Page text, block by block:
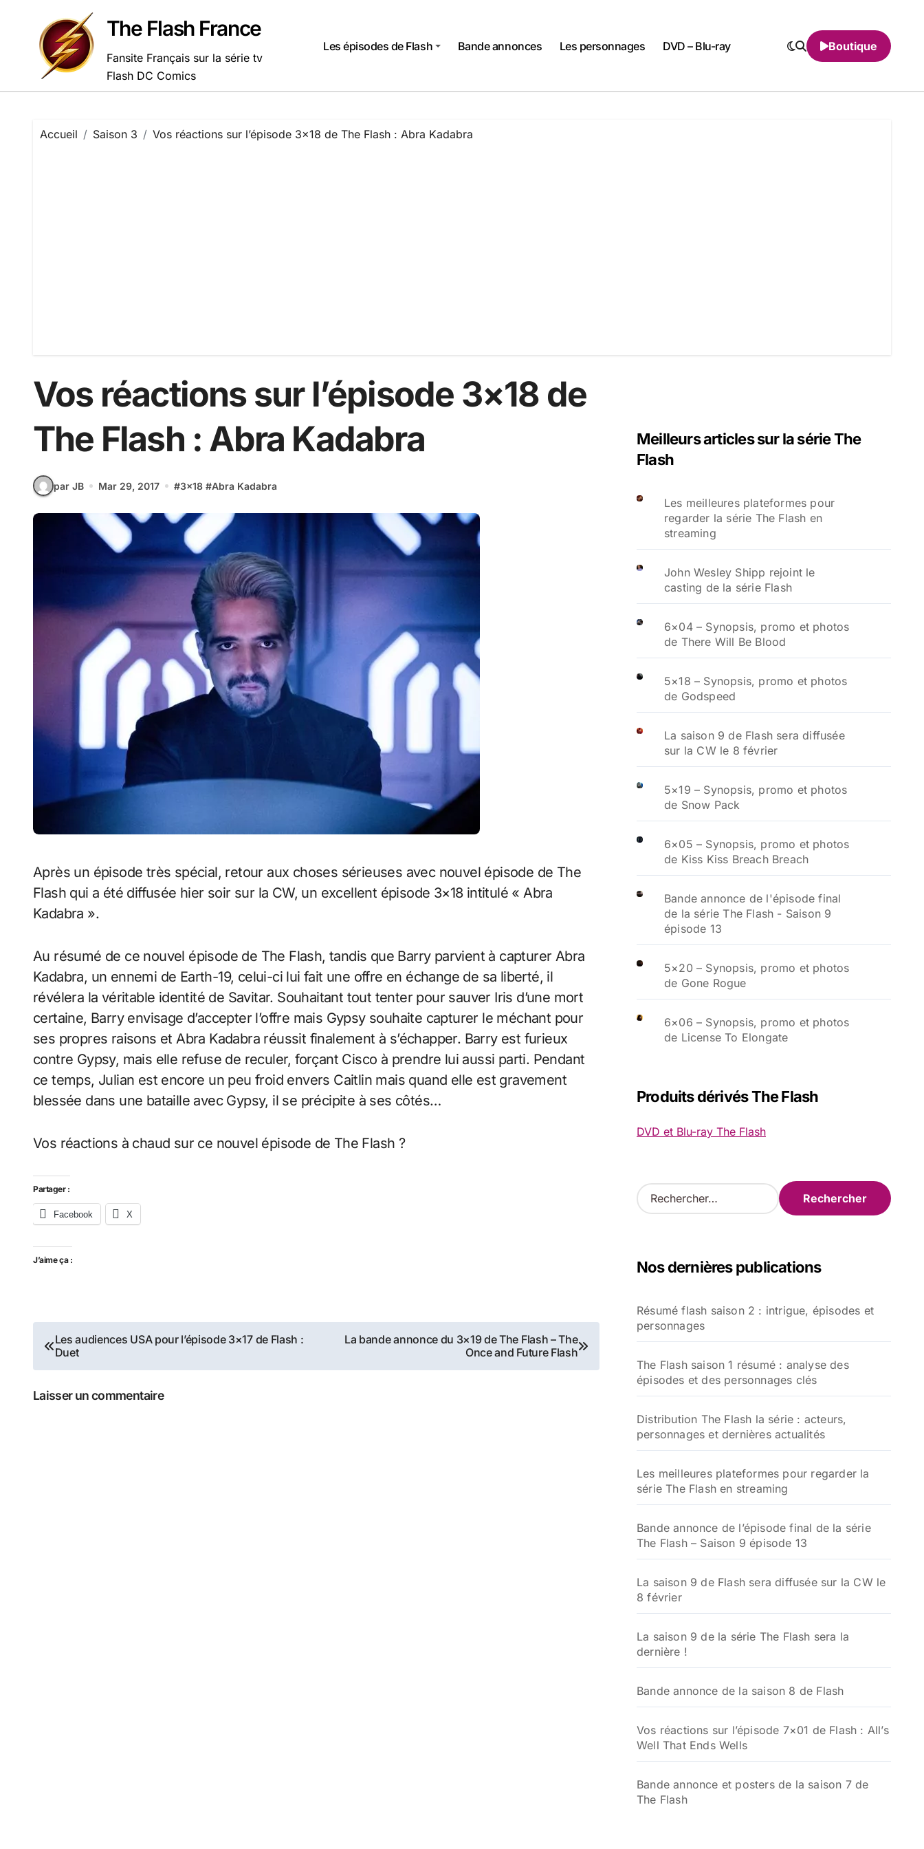
contenu
The Flash France
Fansite Français sur la série tv
Flash DC Comics
Les épisodes de Flash Bande annonces Les personnages DVD – Blu-ray Boutique
Accueil Saison 3 Vos réactions sur l’épisode 3×18 de The Flash : Abra Kadabra
Vos réactions sur l’épisode 3×18 de
The Flash : Abra Kadabra
par JB Mar 29, 2017 #3x18 #Abra Kadabra
Après un épisode très spécial, retour aux choses sérieuses avec nouvel épisode de The
Flash qui a été diffusée hier soir sur la CW, un excellent épisode 3×18 intitulé « Abra
Kadabra ».
Au résumé de ce nouvel épisode de The Flash, tandis que Barry parvient à capturer Abra
Kadabra, un ennemi de Earth-19, celui-ci lui fait une offre en échange de sa liberté, il
révélera la véritable identité de Savitar. Souhaitant tout tenter pour sauver Iris d’une mort
certaine, Barry envisage d’accepter l’offre mais Gypsy souhaite capturer le méchant pour
ses propres raisons et Abra Kadabra réussit finalement à s’échapper. Barry est furieux
contre Gypsy, mais elle refuse de reculer, forçant Cisco à prendre lui aussi parti. Pendant
ce temps, Julian est encore un peu froid envers Caitlin mais quand elle est gravement
blessée dans une bataille avec Gypsy, il se précipite à ses côtés…
Vos réactions à chaud sur ce nouvel épisode de The Flash ?
Partager :
Facebook X
J’aime ça :
Navigation
de
l’article
Les audiences USA pour l’épisode 3×17 de Flash :
Duet
La bande annonce du 3×19 de The Flash – The
Once and Future Flash
Laisser un commentaire
Meilleurs articles sur la série The
Flash
Les meilleures plateformes pour
regarder la série The Flash en
streaming
John Wesley Shipp rejoint le
casting de la série Flash
6×04 – Synopsis, promo et photos
de There Will Be Blood
5×18 – Synopsis, promo et photos
de Godspeed
La saison 9 de Flash sera diffusée
sur la CW le 8 février
5×19 – Synopsis, promo et photos
de Snow Pack
6×05 – Synopsis, promo et photos
de Kiss Kiss Breach Breach
Bande annonce de l'épisode final
de la série The Flash - Saison 9
épisode 13
5×20 – Synopsis, promo et photos
de Gone Rogue
6×06 – Synopsis, promo et photos
de License To Elongate
Produits dérivés The Flash
DVD et Blu-ray The Flash
R
e
r
e
r
Nos dernières publications
Résumé flash saison 2 : intrigue, épisodes et
personnages
The Flash saison 1 résumé : analyse des
épisodes et des personnages clés
Distribution The Flash la série : acteurs,
personnages et dernières actualités
Les meilleures plateformes pour regarder la
série The Flash en streaming
Bande annonce de l’épisode final de la série
The Flash – Saison 9 épisode 13
La saison 9 de Flash sera diffusée sur la CW le
8 février
La saison 9 de la série The Flash sera la
dernière !
Bande annonce de la saison 8 de Flash
Vos réactions sur l’épisode 7×01 de Flash : All’s
Well That Ends Wells
Bande annonce et posters de la saison 7 de
The Flash